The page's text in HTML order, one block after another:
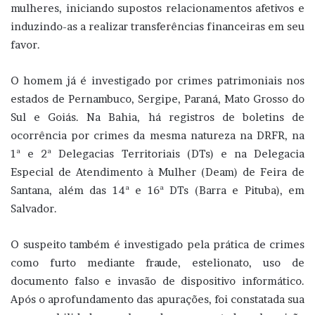
mulheres, iniciando supostos relacionamentos afetivos e
induzindo-as a realizar transferências financeiras em seu
favor.
O homem já é investigado por crimes patrimoniais nos
estados de Pernambuco, Sergipe, Paraná, Mato Grosso do
Sul e Goiás. Na Bahia, há registros de boletins de
ocorrência por crimes da mesma natureza na DRFR, na
1ª e 2ª Delegacias Territoriais (DTs) e na Delegacia
Especial de Atendimento à Mulher (Deam) de Feira de
Santana, além das 14ª e 16ª DTs (Barra e Pituba), em
Salvador.
O suspeito também é investigado pela prática de crimes
como furto mediante fraude, estelionato, uso de
documento falso e invasão de dispositivo informático.
Após o aprofundamento das apurações, foi constatada sua